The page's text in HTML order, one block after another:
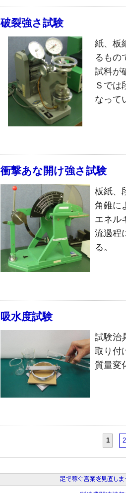
破裂強さ試験
紙、板
るもの
試料が
Ｓでは
なって
衝撃あな開け強さ試験
板紙、
角錐に
エネル
流過程
る。
吸水度試験
試験治
取り付
質量変
1 2